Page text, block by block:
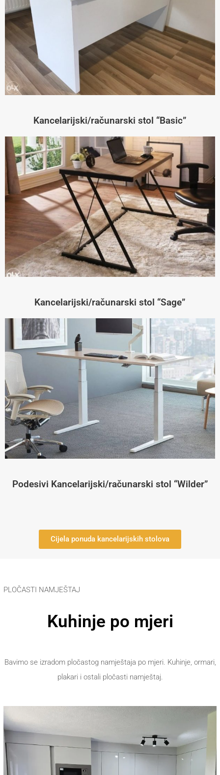
Kancelarijski/računarski stol “Basic”
Kancelarijski/računarski stol “Sage”
Podesivi Kancelarijski/računarski stol “Wilder”
Cijela ponuda kancelarijskih stolova
PLOČASTI NAMJEŠTAJ
Kuhinje po mjeri
Bavimo se izradom pločastog namještaja po mjeri. Kuhinje, ormari,
plakari i ostali pločasti namještaj.